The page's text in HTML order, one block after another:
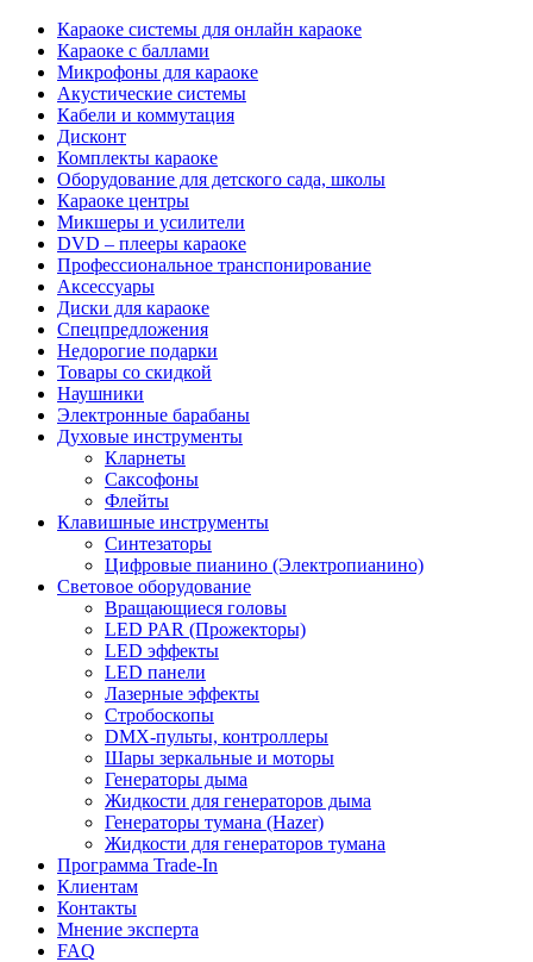
Караоке системы для онлайн караоке
Караоке с баллами
Микрофоны для караоке
Акустические системы
Кабели и коммутация
Дисконт
Комплекты караоке
Оборудование для детского сада, школы
Караоке центры
Микшеры и усилители
DVD – плееры караоке
Профессиональное транспонирование
Аксессуары
Диски для караоке
Спецпредложения
Недорогие подарки
Товары со скидкой
Наушники
Электронные барабаны
Духовые инструменты
Кларнеты
Саксофоны
Флейты
Клавишные инструменты
Синтезаторы
Цифровые пианино (Электропианино)
Световое оборудование
Вращающиеся головы
LED PAR (Прожекторы)
LED эффекты
LED панели
Лазерные эффекты
Стробоскопы
DMX-пульты, контроллеры
Шары зеркальные и моторы
Генераторы дыма
Жидкости для генераторов дыма
Генераторы тумана (Hazer)
Жидкости для генераторов тумана
Программа Trade-In
Клиентам
Контакты
Мнение эксперта
FAQ